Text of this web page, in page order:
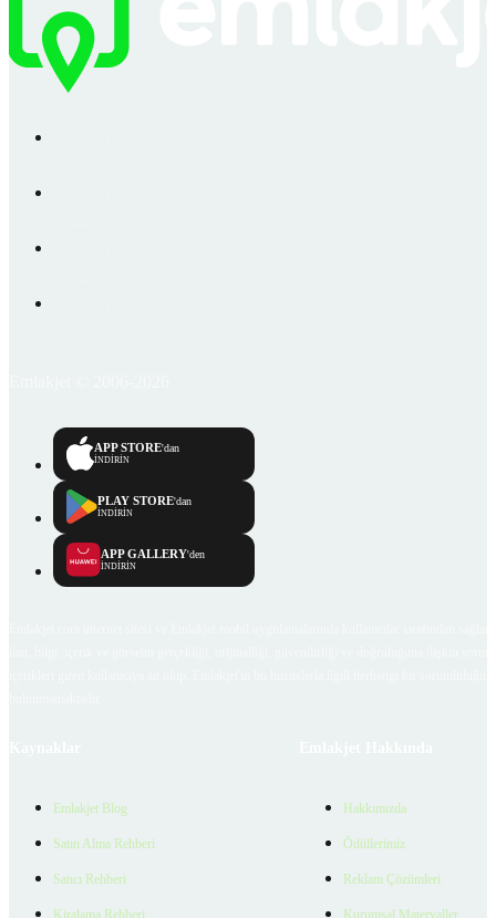
APP STORE'dan
İNDİRİN
PLAY STORE'dan
İNDİRİN
APP GALLERY'den
İNDİRİN
Emlakjet Blog
Satın Alma Rehberi
Satıcı Rehberi
Kiralama Rehberi
Hakkımızda
Ödüllerimiz
Reklam Çözümleri
Kurumsal Materyaller